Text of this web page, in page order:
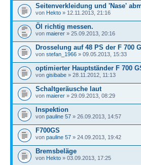
Seitenverkleidung und 'Nase'
von Hekto » 12.11.2013, 21:16
Öl richtig messen.
von maierer » 25.09.2013, 20:16
Drosselung auf 48 PS der F 700
von stefan_1966 » 09.05.2013, 15:33
optimierter Hauptständer F 700
von gisibabe » 28.11.2012, 11:13
Schaltgeräusche laut
von maierer » 29.09.2013, 08:29
Inspektion
von pauline 57 » 26.09.2013, 14:57
F700GS
von pauline 57 » 24.09.2013, 19:42
Bremsbeläge
von Hekto » 03.09.2013, 17:25